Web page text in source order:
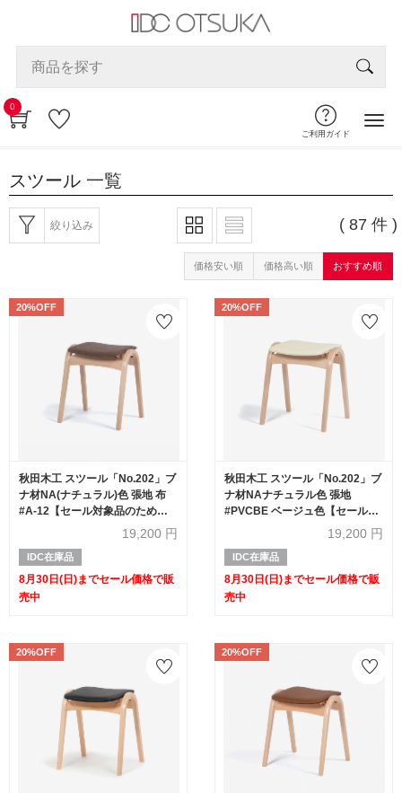
0
ご利用ガイド
スツール 一覧
絞り込み ( 87 件 )
価格安い順 価格高い順 おすすめ順
20%OFF
秋田木工 スツール「No.202」ブ
ナ材NA(ナチュラル)色 張地 布
#A-12【セール対象品のため
19,200 円
IDC在庫品
8月30日(日)までセール価格で販
売中
20%OFF
秋田木工 スツール「No.202」ブ
ナ材NAナチュラル色 張地
#PVCBE ベージュ色【セール対
象品のため20%OFF】19,200 円
IDC在庫品
8月30日(日)までセール価格で販
売中
20%OFF 20%OFF